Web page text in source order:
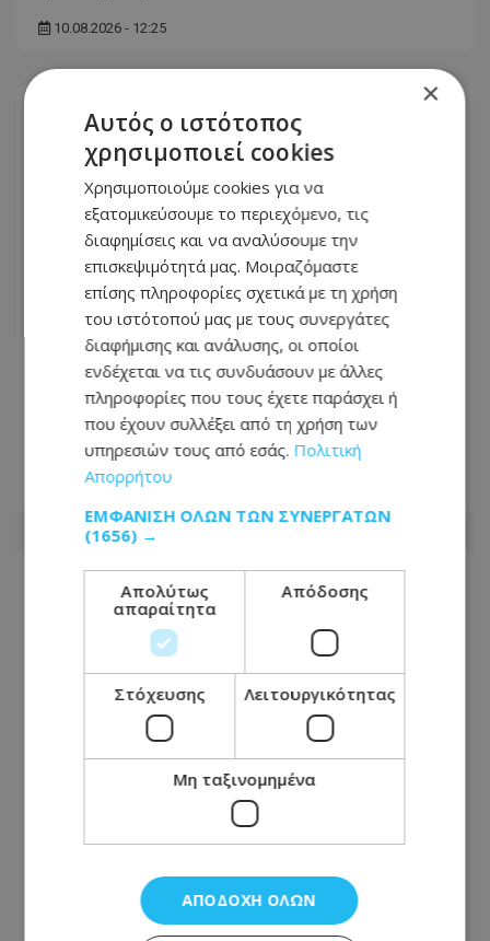
10.08.2026 - 12:25
Ώρες αγωνίας: Χάθηκαν τα ίχνη
35χρονου στη Λευκωσία - Δείτε
φωτογραφία
10.08.2026 - 12:20
Παραμένει υπό κράτηση ο πατέρας
των δύο παιδιών – Απορρίφθηκε το
×
Αυτός ο ιστότοπος
χρησιμοποιεί cookies
Χρησιμοποιούμε cookies για να
εξατομικεύσουμε το περιεχόμενο, τις
διαφημίσεις και να αναλύσουμε την
επισκεψιμότητά μας. Μοιραζόμαστε
επίσης πληροφορίες σχετικά με τη χρήση
του ιστότοπού μας με τους συνεργάτες
διαφήμισης και ανάλυσης, οι οποίοι
ενδέχεται να τις συνδυάσουν με άλλες
πληροφορίες που τους έχετε παράσχει ή
που έχουν συλλέξει από τη χρήση των
υπηρεσιών τους από εσάς. Πολιτική
Απορρήτου
ΕΜΦΆΝΙΣΗ ΌΛΩΝ ΤΩΝ ΣΥΝΕΡΓΑΤΏΝ
(1656) →
Απολύτως
απαραίτητα
Απόδοσης
Στόχευσης Λειτουργικότητας
Μη ταξινομημένα
ΑΠΟΔΟΧΉ ΌΛΩΝ